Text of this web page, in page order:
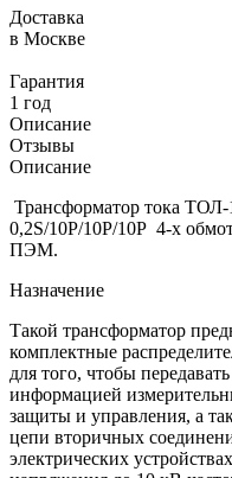
Доставка
в Москве
Гарантия
1 год
Описание
Отзывы
Описание
Трансформатор тока
0,2S/10Р/10Р/10Р 4-х
ПЭМ.
Назначение
Такой трансформатор
комплектные
для того, чтобы
информацией
защиты и управления, а
цепи вторичных
электрических